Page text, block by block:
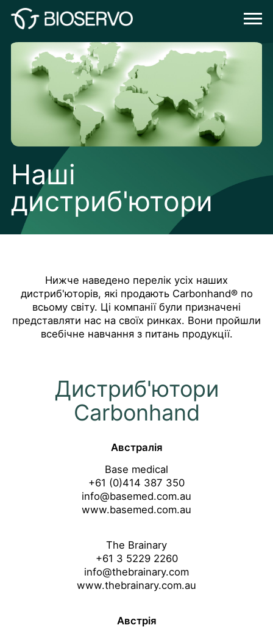
Наші
дистриб'ютори
Нижче наведено перелік усіх наших
дистриб'юторів, які продають Carbonhand® по
всьому світу. Ці компанії були призначені
представляти нас на своїх ринках. Вони пройшли
всебічне навчання з питань продукції.
Дистриб'ютори
Carbonhand
Австралія
Base medical
+61 (0)414 387 350
info@basemed.com.au
www.basemed.com.au
The Brainary
+61 3 5229 2260
info@thebrainary.com
www.thebrainary.com.au
Австрія